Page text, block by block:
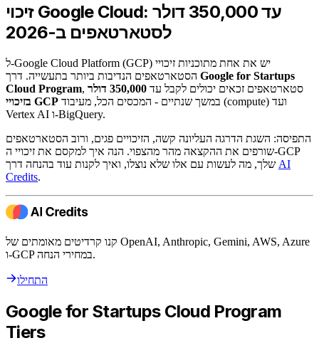
זיכוי Google Cloud: עד 350,000 דולר
לסטארטאפים ב-2026
ל-Google Cloud Platform (GCP) יש את אחת מתוכניות זיכויי
Google for Startups
Cloud Program
, סטארטאפים זכאים יכולים לקבל עד
350,000 דולר
בזיכויי GCP
Vertex AI ו-BigQuery.
התפיסה: השגת הדרגה העליונה קשה, הזיכויים פגים, ורוב הסטארטאפים
שורפים את ההקצאה מהר מהצפוי. הנה איך למקסם את זיכויי ה-GCP
AI
Credits.
קנו קרדיטים מאומתים של OpenAI, Anthropic, Gemini, AWS, Azure
ו-GCP במחירי הנחה.
התחילו
Google for Startups Cloud Program
Tiers